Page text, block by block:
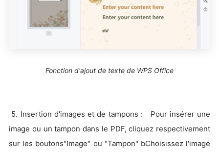
Fonction d'ajout de texte de WPS Office
5. Insertion d'images et de tampons : Pour insérer une
image ou un tampon dans le PDF, cliquez respectivement
sur les boutons"Image" ou "Tampon" bChoisissez l'image